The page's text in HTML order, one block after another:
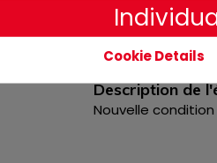
Description de
Nouvelle condition
Cookie Details